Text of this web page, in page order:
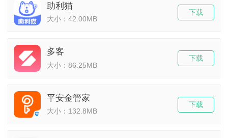
助利猫
大小：42.00MB
下载
多客
大小：86.25MB
下载
平安金管家
大小：132.8MB
下载